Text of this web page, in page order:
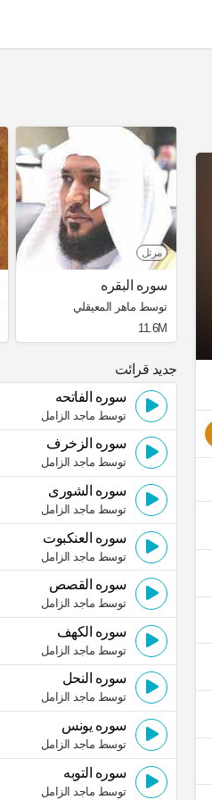
مرتل
سوره البقره
توسط ماهر المعيقلي
11.6M
جدید قرائت
سوره الفاتحه
توسط ماجد الزامل
سوره الزخرف
توسط ماجد الزامل
سوره الشورى
توسط ماجد الزامل
سوره العنكبوت
توسط ماجد الزامل
سوره القصص
توسط ماجد الزامل
سوره الكهف
توسط ماجد الزامل
سوره النحل
توسط ماجد الزامل
سوره يونس
توسط ماجد الزامل
سوره التوبه
توسط ماجد الزامل